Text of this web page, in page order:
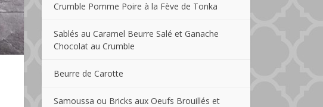
Crumble Pomme Poire à la Fève de Tonka
Sablés au Caramel Beurre Salé et Ganache
Chocolat au Crumble
Beurre de Carotte
Samoussa ou Bricks aux Oeufs Brouillés et